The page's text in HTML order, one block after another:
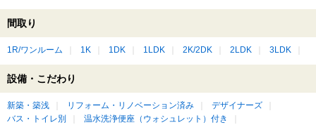
間取り
1R/ワンルーム 1K 1DK 1LDK 2K/2DK 2LDK 3LDK
設備・こだわり
新築・築浅 リフォーム・リノベーション済み
デザイナーズ
バス・トイレ別
温水洗浄便座（ウォシュレット）付き